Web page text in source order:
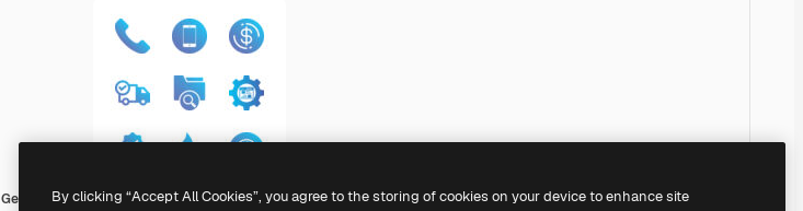
Generic Flat Gradient
By clicking “Accept All Cookies”, you agree to the storing of cookies on your device to enhance site